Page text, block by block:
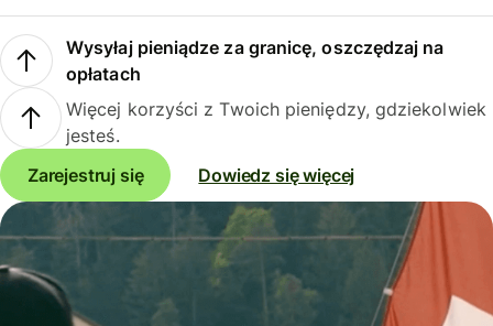
Wysyłaj pieniądze za granicę, oszczędzaj na
opłatach
Więcej korzyści z Twoich pieniędzy, gdziekolwiek
jesteś.
Zarejestruj się
Dowiedz się więcej